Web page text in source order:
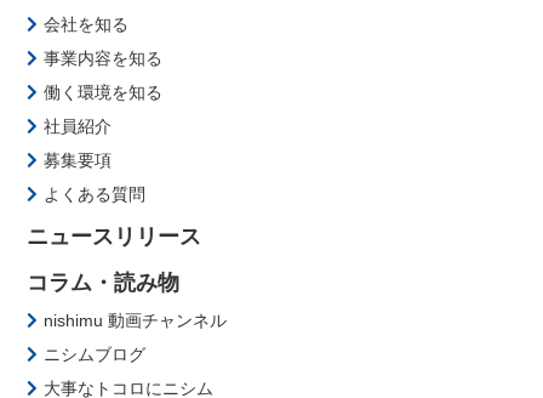
会社を知る
事業内容を知る
働く環境を知る
社員紹介
募集要項
よくある質問
ニュースリリース
コラム・読み物
nishimu 動画チャンネル
ニシムブログ
大事なトコロにニシム